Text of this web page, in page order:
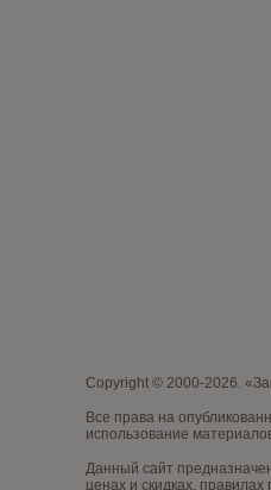
Copyright © 2000-2026.
Все права на
использование
Данный сайт
ценах и скидках,